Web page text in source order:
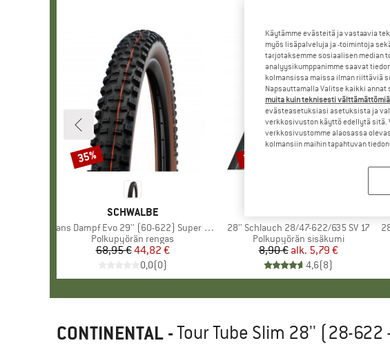
MERKKI
SCHWALBE
Tuote
Hans Dampf Evo 29'' (60-622) Super Trail TLE
Tuoteryhmä
Polkupyörän rengas
Hinta
68,95 €Alennettu hinta
44,82 €
0,0(0)
Alennus
35%
Tuote
28'' Schlauch 28/47-622/635 SV 17
Tuoteryhmä
Polkupyörän sisäkumi
Hinta
8,90 € Alennettu hinta
alk. 5,79 €
4,6(8)
Alennus
35%
CONTINENTAL -Tour Tube Slim 28'' (28-
Käytämme evästeitä ja vastaavia
myös lisäpalveluja ja -toimintoja
tarjotaksemme sosiaalisen median
analyysikumppanimme saavat
kolmansissa maissa ilman riittäviä
Napsauttamalla Valitse kaikki
muita kuin teknisesti
evästeasetuksiasi asetuksista ja
verkkosivuston käyttö edellytä sitä.
verkkosivustomme alaosassa
kolmansiin maihin tapahtuvan